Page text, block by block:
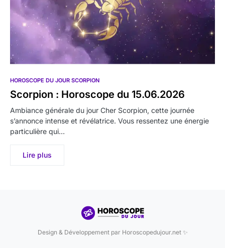
HOROSCOPE DU JOUR SCORPION
Scorpion : Horoscope du 15.06.2026
Ambiance générale du jour Cher Scorpion, cette journée
s’annonce intense et révélatrice. Vous ressentez une énergie
particulière qui…
Lire plus
Design & Développement par Horoscopedujour.net ✨